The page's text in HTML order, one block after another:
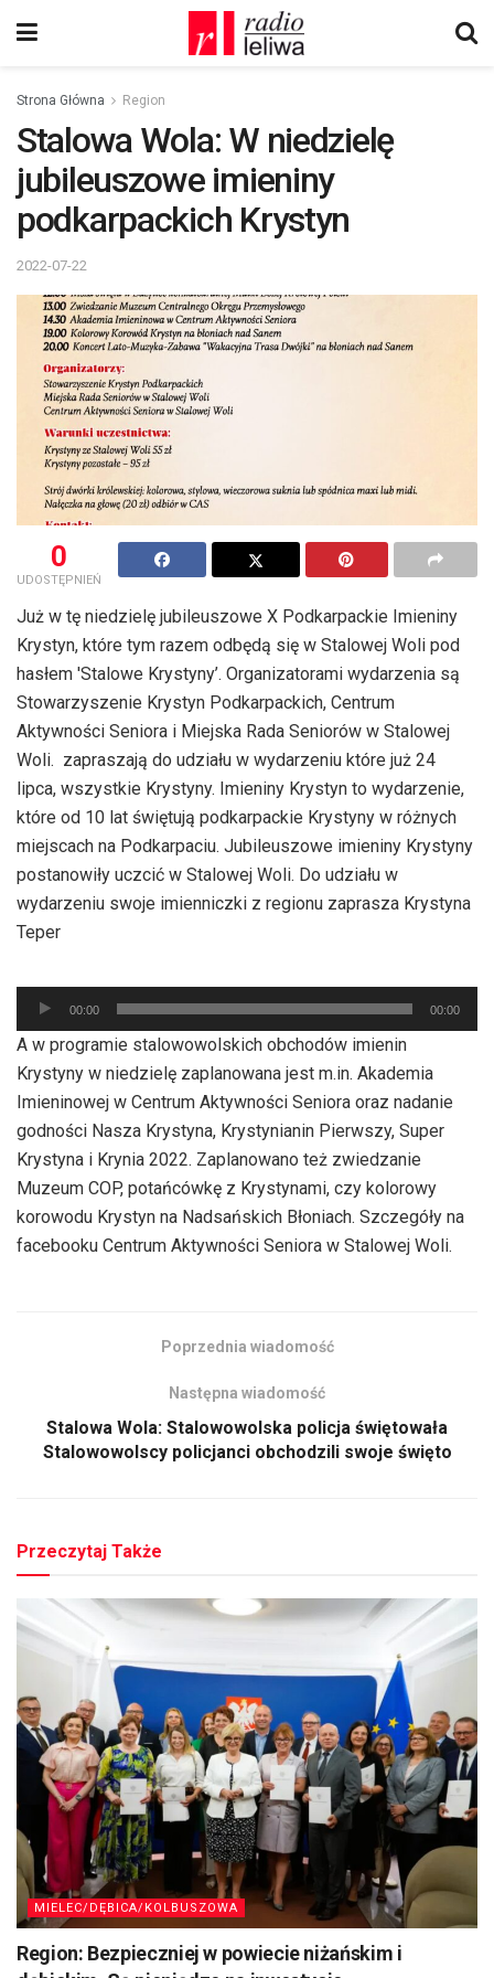
Strona Główna Region
Stalowa Wola: W niedzielę
jubileuszowe imieniny
podkarpackich Krystyn
2022-07-22
0
UDOSTĘPNIEŃ
Już w tę niedzielę jubileuszowe X Podkarpackie Imieniny
Krystyn, które tym razem odbędą się w Stalowej Woli pod
hasłem 'Stalowe Krystyny’. Organizatorami wydarzenia są
Stowarzyszenie Krystyn Podkarpackich, Centrum
Aktywności Seniora i Miejska Rada Seniorów w Stalowej
Woli. zapraszają do udziału w wydarzeniu które już 24
lipca, wszystkie Krystyny. Imieniny Krystyn to wydarzenie,
które od 10 lat świętują podkarpackie Krystyny w różnych
miejscach na Podkarpaciu. Jubileuszowe imieniny Krystyny
postanowiły uczcić w Stalowej Woli. Do udziału w
wydarzeniu swoje imienniczki z regionu zaprasza Krystyna
Teper
Odtwarzacz
plików
dźwiękowych
00:00 00:00
A w programie stalowowolskich obchodów imienin
Krystyny w niedzielę zaplanowana jest m.in. Akademia
Imieninowej w Centrum Aktywności Seniora oraz nadanie
godności Nasza Krystyna, Krystynianin Pierwszy, Super
Krystyna i Krynia 2022. Zaplanowano też zwiedzanie
Muzeum COP, potańcówkę z Krystynami, czy kolorowy
korowodu Krystyn na Nadsańskich Błoniach. Szczegóły na
facebooku Centrum Aktywności Seniora w Stalowej Woli.
Poprzednia wiadomość
Następna wiadomość
Stalowa Wola: Stalowowolska policja świętowała
Stalowowolscy policjanci obchodzili swoje święto
Przeczytaj Także
MIELEC/DĘBICA/KOLBUSZOWA
Region: Bezpieczniej w powiecie niżańskim i